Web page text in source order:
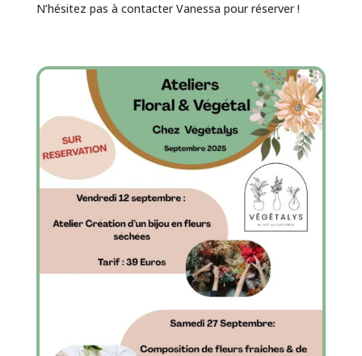
N’hésitez pas à contacter Vanessa pour réserver !